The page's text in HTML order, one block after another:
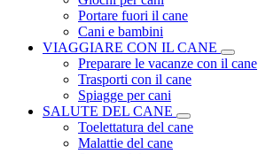
Portare fuori il cane
Cani e bambini
VIAGGIARE CON IL CANE
Preparare le vacanze con il cane
Trasporti con il cane
Spiagge per cani
SALUTE DEL CANE
Toelettatura del cane
Malattie del cane